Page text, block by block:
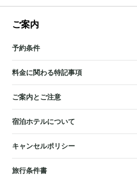
ご案内
予約条件
料金に関わる特記事項
ご案内とご注意
宿泊ホテルについて
キャンセルポリシー
旅行条件書